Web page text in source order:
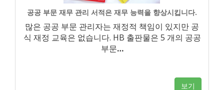
공공 부문 재무 관리 서적은 재무 능력을 향상시킵니다.
많은 공공 부문 관리자는 재정적 책임이 있지만 공
식 재정 교육은 없습니다. HB 출판물은 5 개의 공공
부문…
보기